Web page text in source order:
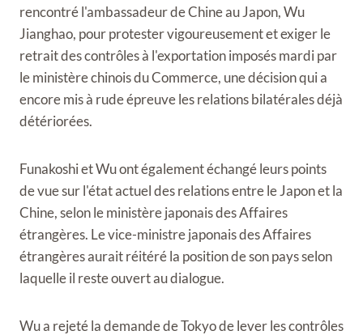
rencontré l'ambassadeur de Chine au Japon, Wu
Jianghao, pour protester vigoureusement et exiger le
retrait des contrôles à l'exportation imposés mardi par
le ministère chinois du Commerce, une décision qui a
encore mis à rude épreuve les relations bilatérales déjà
détériorées.
Funakoshi et Wu ont également échangé leurs points
de vue sur l'état actuel des relations entre le Japon et la
Chine, selon le ministère japonais des Affaires
étrangères. Le vice-ministre japonais des Affaires
étrangères aurait réitéré la position de son pays selon
laquelle il reste ouvert au dialogue.
Wu a rejeté la demande de Tokyo de lever les contrôles